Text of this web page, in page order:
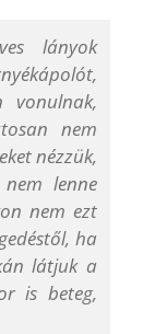
lányok
vonulnak,
nem
nézzük,
lenne
nem ezt
ha
látjuk a
is beteg,